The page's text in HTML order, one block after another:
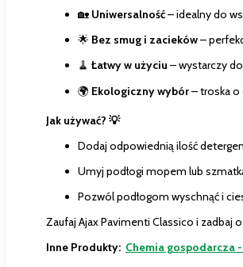
🏡 Uniwersalność– idealny do
🌟 Bez smug i zacieków–
🧹 Łatwy w użyciu – wystarczy
🌍 Ekologiczny wybór– troska o
Jak używać? 💡
Dodaj odpowiednią ilość
Umyj podłogi mopem lub
Pozwól podłogom wyschnąć i
Zaufaj Ajax Pavimenti Classico i zadbaj
Inne Produkty: Chemia gospodarcza